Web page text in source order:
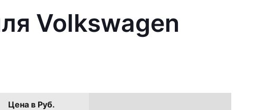
Volkswagen
Цена в Руб.